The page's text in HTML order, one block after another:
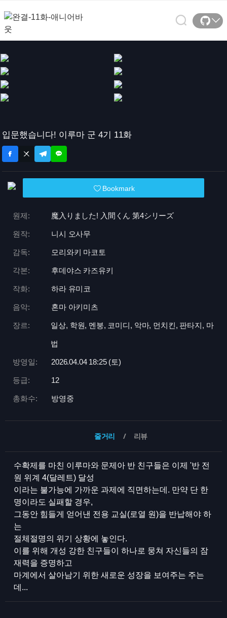
입문했습니다! 이루마 군 4기 11화
Bookmark
원제: 魔入りました! 入間くん 第4シリーズ
원작: 니시 오사무
감독: 모리와키 마코토
각본: 후데야스 카즈유키
작화: 하라 유미코
음악: 혼마 아키미츠
장르: 일상, 학원, 멘붕, 코미디, 악마, 먼치킨, 판타지, 마
법
방영일: 2026.04.04 18:25 (토)
등급: 12
총화수: 방영중
줄거리 리뷰
수확제를 마친 이루마와 문제아 반 친구들은 이제 '반 전
원 위계 4(달레트) 달성
이라는 불가능에 가까운 과제에 직면하는데. 만약 단 한
명이라도 실패할 경우,
그동안 힘들게 얻어낸 전용 교실(로열 원)을 반납해야 하
는
절체절명의 위기 상황에 놓인다.
이를 위해 개성 강한 친구들이 하나로 뭉쳐 자신들의 잠
재력을 증명하고
마계에서 살아남기 위한 새로운 성장을 보여주는 주는
데...